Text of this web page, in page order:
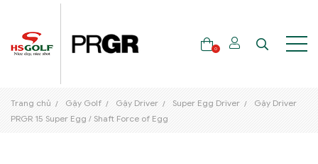
THƯƠNG HIỆU
0
Trang chủ Gậy Golf Gậy Driver Super Egg Driver
Gậy Driver
PRGR 15 Super Egg / Shaft Force of Egg